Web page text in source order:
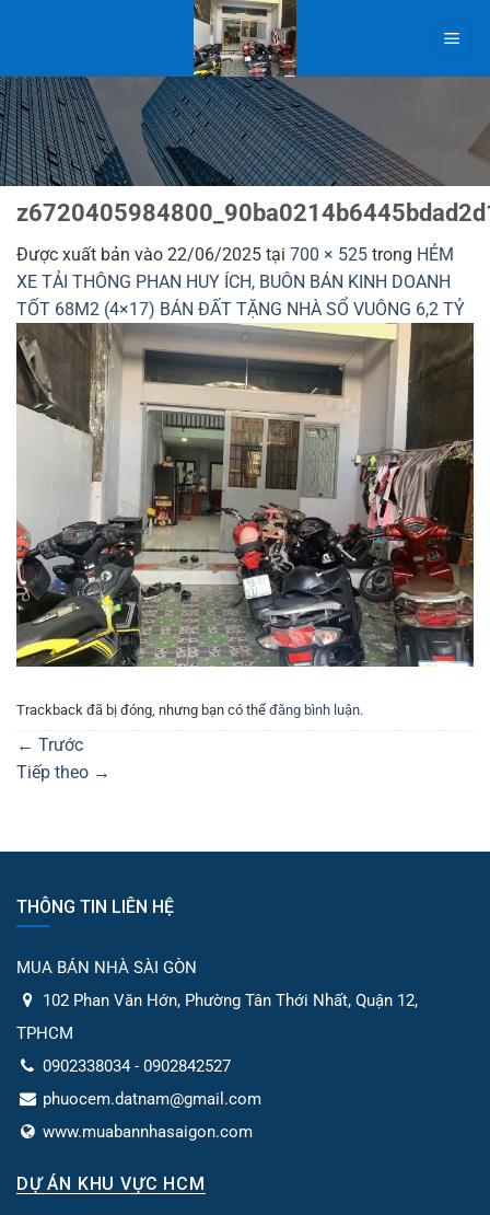
dung
Được xuất bản vào 22/06/2025 tại 700 × 525 trong HẺM
XE TẢI THÔNG PHAN HUY ÍCH, BUÔN BÁN KINH DOANH
TỐT 68M2 (4×17) BÁN ĐẤT TẶNG NHÀ SỔ VUÔNG 6,2 TỶ
Trackback đã bị đóng, nhưng bạn có thể đăng bình luận.
← Trước
Tiếp theo →
THÔNG TIN LIÊN HỆ
MUA BÁN NHÀ SÀI GÒN
102 Phan Văn Hớn, Phường Tân Thới Nhất, Quận 12,
TPHCM
0902338034 - 0902842527
phuocem.datnam@gmail.com
www.muabannhasaigon.com
DỰ ÁN KHU VỰC HCM